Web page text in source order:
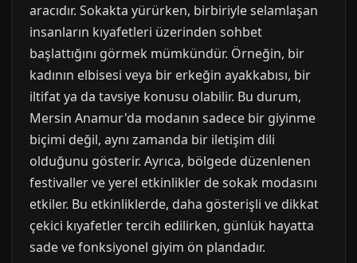
aracıdır. Sokakta yürürken, birbiriyle selamlaşan
insanların kıyafetleri üzerinden sohbet
başlattığını görmek mümkündür. Örneğin, bir
kadının elbisesi veya bir erkeğin ayakkabısı, bir
iltifat ya da tavsiye konusu olabilir. Bu durum,
Mersin Anamur'da modanın sadece bir giyinme
biçimi değil, aynı zamanda bir iletişim dili
olduğunu gösterir. Ayrıca, bölgede düzenlenen
festivaller ve yerel etkinlikler de sokak modasını
etkiler. Bu etkinliklerde, daha gösterişli ve dikkat
çekici kıyafetler tercih edilirken, günlük hayatta
sade ve fonksiyonel giyim ön plandadır.